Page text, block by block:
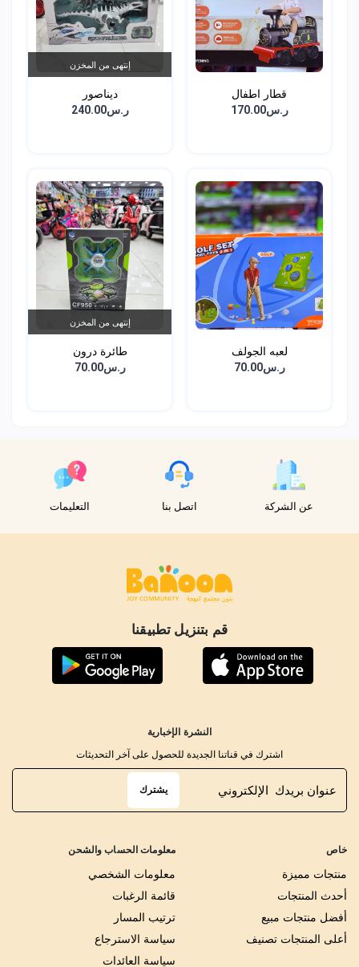
قطار اطفال
ر.س170.00
إنتهى من المخزن
ديناصور
ر.س240.00
لعبه الجولف
ر.س70.00
إنتهى من المخزن
طائرة درون
ر.س70.00
عن الشركة اتصل بنا التعليمات
قم بتنزيل تطبيقنا
خاص
منتجات مميزة
أحدث المنتجات
أفضل منتجات مبيع
أعلى المنتجات تصنيف
معلومات الحساب والشحن
معلومات الشخصي
قائمة الرغبات
ترتيب المسار
سياسة الاسترجاع
سياسة العائدات
النشرة الإخبارية
اشترك في قناتنا الجديدة للحصول على آخر التحديثات
يشترك